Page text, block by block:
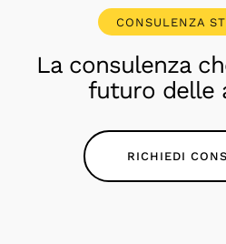
CONSULENZA
La consulenza
futuro delle
RICHIEDI